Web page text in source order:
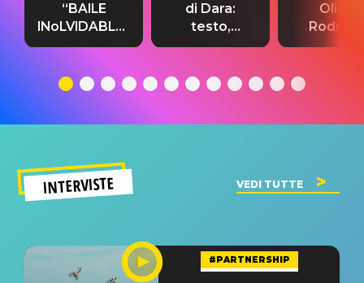
“BAILE
INoLVIDABLE”:
testo,
significato
di Dara:
testo,
traduzione e
del singolo
Olivia
testo,
INTERVISTE VEDI TUTTE
#PARTNERSHIP